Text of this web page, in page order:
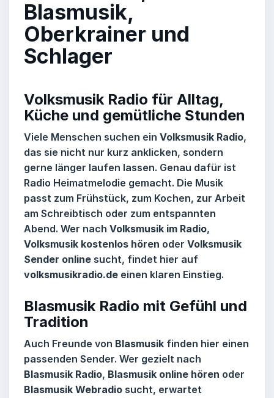
Blasmusik,
Oberkrainer und
Schlager
Volksmusik Radio für Alltag,
Küche und gemütliche Stunden
Viele Menschen suchen ein Volksmusik Radio,
das sie nicht nur kurz anklicken, sondern
gerne länger laufen lassen. Genau dafür ist
Radio Heimatmelodie gemacht. Die Musik
passt zum Frühstück, zum Kochen, zur Arbeit
am Schreibtisch oder zum entspannten
Abend. Wer nach Volksmusik im Radio,
Volksmusik kostenlos hören oder Volksmusik
Sender online sucht, findet hier auf
volksmusikradio.de einen klaren Einstieg.
Blasmusik Radio mit Gefühl und
Tradition
Auch Freunde von Blasmusik finden hier einen
passenden Sender. Wer gezielt nach
Blasmusik Radio, Blasmusik online hören oder
Blasmusik Webradio sucht, erwartet